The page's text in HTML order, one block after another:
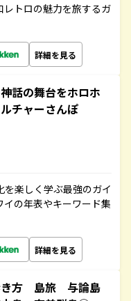
トロの魅力を旅するガ
詳細を見る
話の舞台をホロホ
チャーさんぽ
楽しく学ぶ最強のガイ
イの年表やキーワード集
詳細を見る
き方 島旅 与論島